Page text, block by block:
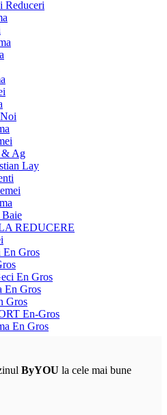
Reduceri
Ag
Lay
Baie
REDUCERE
En Gros
En Gros
En Gros
Gros
En-Gros
En Gros
ByYOU la cele mai bune